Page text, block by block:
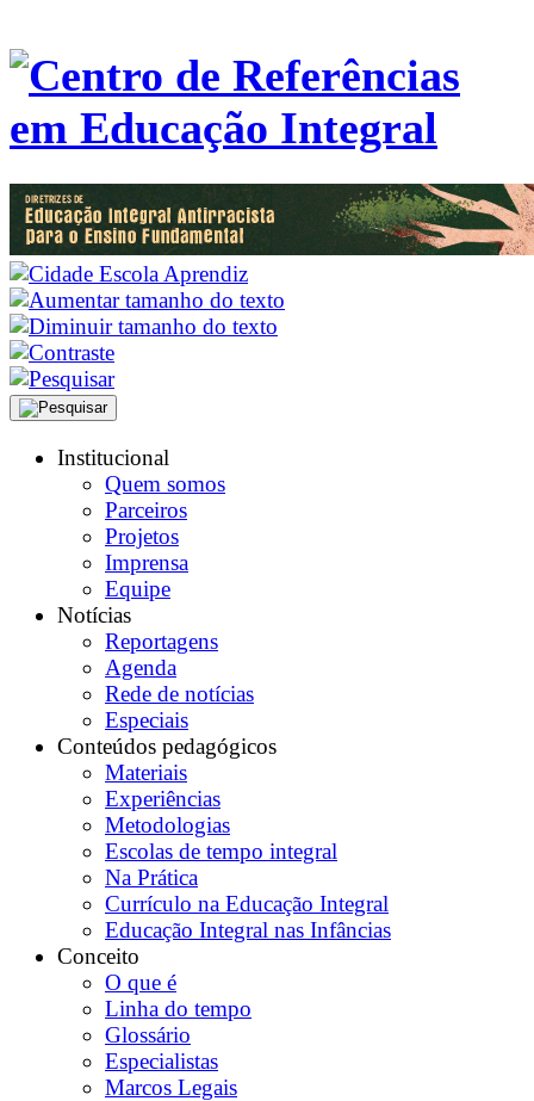
Institucional
Quem somos
Parceiros
Projetos
Imprensa
Equipe
Notícias
Reportagens
Agenda
Rede de notícias
Especiais
Conteúdos pedagógicos
Materiais
Experiências
Metodologias
Escolas de tempo integral
Na Prática
Currículo na Educação Integral
Educação Integral nas Infâncias
Conceito
O que é
Linha do tempo
Glossário
Especialistas
Marcos Legais